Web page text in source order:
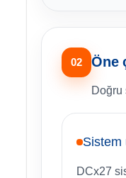
02 Öne
Doğru
Sistem
DCx27